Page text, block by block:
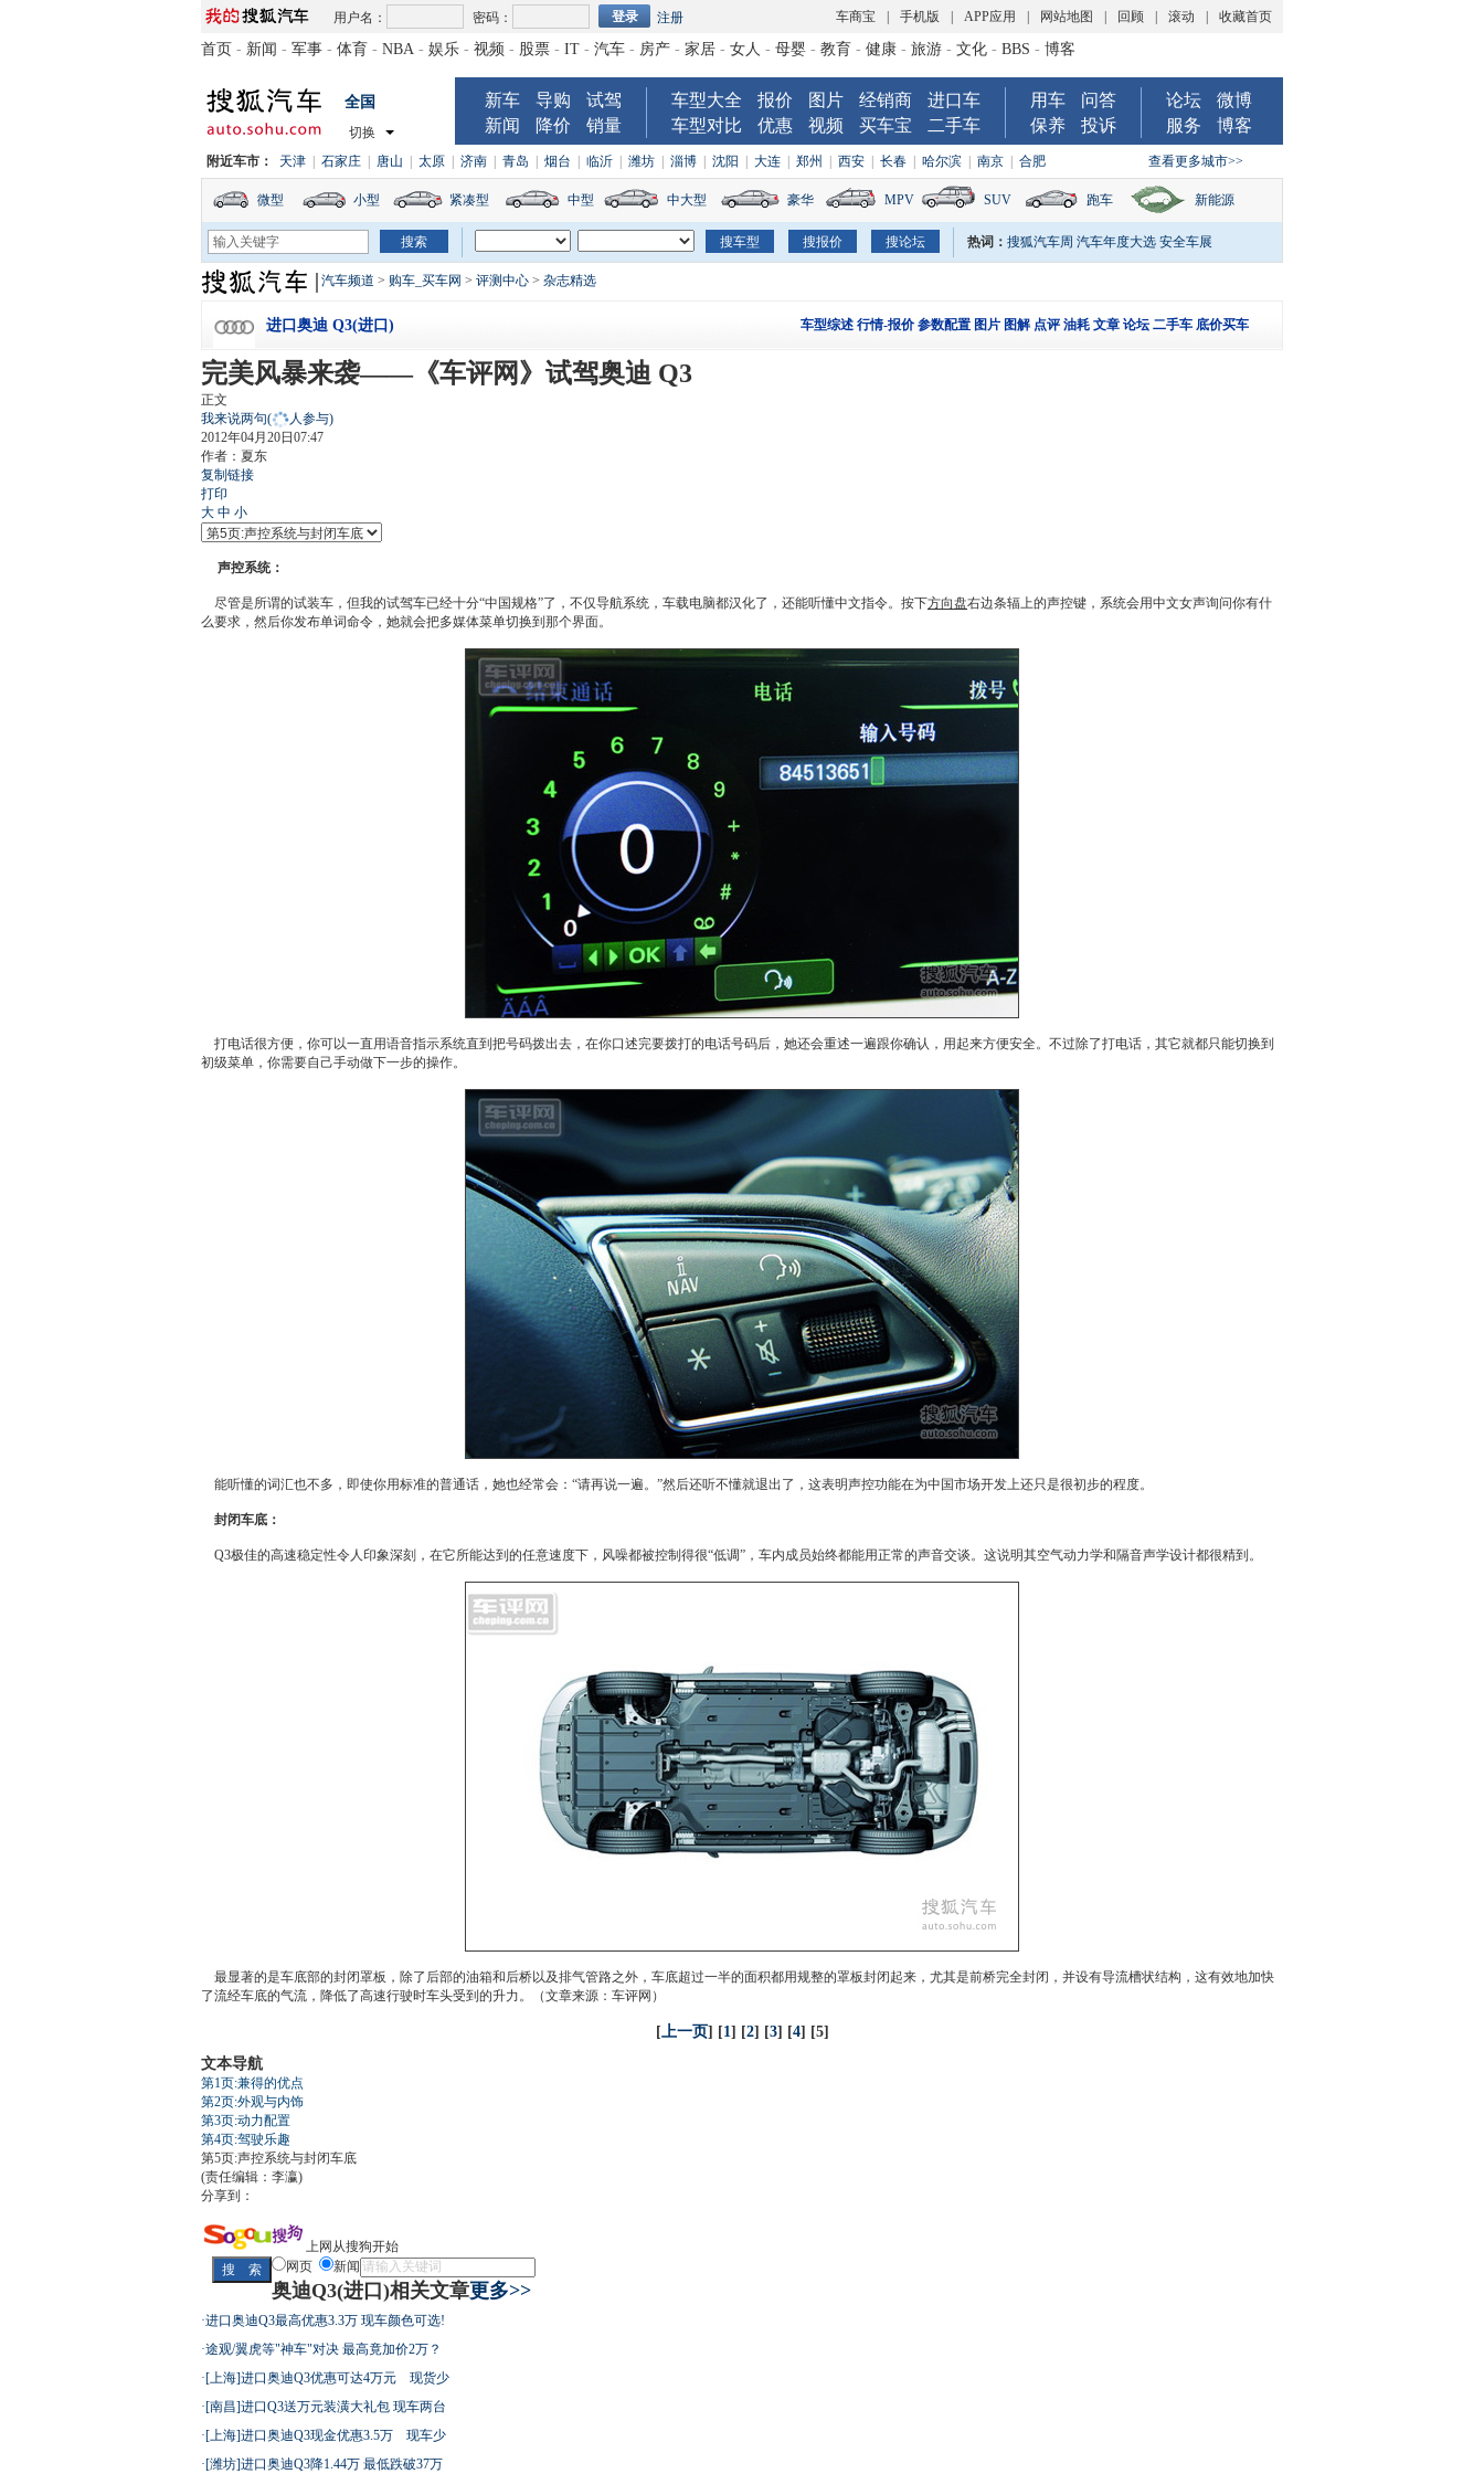
用户名： 密码： 注册 车商宝 手机版 APP应用 网站地图 回顾 滚动 收藏首页
首页 - 新闻 - 军事 - 体育 - NBA - 娱乐 - 视频 - 股票 - IT - 汽车 - 房产 - 家居 - 女人 - 母婴 - 教育 - 健康 - 旅游 - 文化 - BBS - 博客
全国
切换
新车 导购
试驾
新闻
降价 销量
车型大全 报价 图片 经销商
进口车
车型对比
优惠 视频 买车宝 二手车
用车
问答
保养
投诉
论坛
微博
服务
博客
查看更多城市>>
附近车市： 天津 石家庄 唐山 太原 济南 青岛 烟台 临沂 潍坊 淄博 沈阳 大连 郑州 西安 长春 哈尔滨 南京 合肥
微型 小型 紧凑型 中型 中大型 豪华 MPV SUV 跑车 新能源
热词： 搜狐汽车周 汽车年度大选 安全车展
汽车频道 > 购车_买车网 > 评测中心 > 杂志精选
车型综述 行情-报价 参数配置 图片 图解 点评 油耗 文章 论坛 二手车 底价买车
进口奥迪 Q3(进口)
完美风暴来袭——《车评网》试驾奥迪 Q3
正文
我来说两句(
人参与)
2012年04月20日07:47
作者：夏东
复制链接
打印
大 中 小
声控系统：
尽管是所谓的试装车，但我的试驾车已经十分“中国规格”了，不仅导航系统，车载电脑都汉化了，还能听懂中文指令。按下方向盘右边条辐上的声控键，系统会用中文女声询问你有什
么要求，然后你发布单词命令，她就会把多媒体菜单切换到那个界面。
打电话很方便，你可以一直用语音指示系统直到把号码拨出去，在你口述完要拨打的电话号码后，她还会重述一遍跟你确认，用起来方便安全。不过除了打电话，其它就都只能切换到
初级菜单，你需要自己手动做下一步的操作。
能听懂的词汇也不多，即使你用标准的普通话，她也经常会：“请再说一遍。”然后还听不懂就退出了，这表明声控功能在为中国市场开发上还只是很初步的程度。
封闭车底：
Q3极佳的高速稳定性令人印象深刻，在它所能达到的任意速度下，风噪都被控制得很“低调”，车内成员始终都能用正常的声音交谈。这说明其空气动力学和隔音声学设计都很精到。
最显著的是车底部的封闭罩板，除了后部的油箱和后桥以及排气管路之外，车底超过一半的面积都用规整的罩板封闭起来，尤其是前桥完全封闭，并设有导流槽状结构，这有效地加快
了流经车底的气流，降低了高速行驶时车头受到的升力。（文章来源：车评网）
[上一页] [1] [2] [3] [4] [5]
文本导航
第1页:兼得的优点
第2页:外观与内饰
第3页:动力配置
第4页:驾驶乐趣
第5页:声控系统与封闭车底
(责任编辑：李瀛)
分享到：
上网从搜狗开始
网页
新闻
奥迪Q3(进口)相关文章更多>>
·进口奥迪Q3最高优惠3.3万 现车颜色可选!
·途观/翼虎等"神车"对决 最高竟加价2万？
·[上海]进口奥迪Q3优惠可达4万元 现货少
·[南昌]进口Q3送万元装潢大礼包 现车两台
·[上海]进口奥迪Q3现金优惠3.5万 现车少
·[潍坊]进口奥迪Q3降1.44万 最低跌破37万